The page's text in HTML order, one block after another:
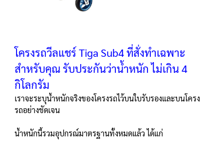
โครงรถวีลแชร์ Tiga Sub4 ที่สั่งทำเฉพาะ
สำหรับคุณ รับประกันว่าน้ำหนัก ไม่เกิน 4
กิโลกรัม
เราจะระบุน้ำหนักจริงของโครงรถไว้บนใบรับรองและบนโครง
รถอย่างชัดเจน
น้ำหนักนี้รวมอุปกรณ์มาตรฐานทั้งหมดแล้ว ได้แก่